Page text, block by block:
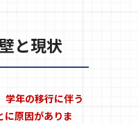
と現状
学年の移行に伴う
に原因がありま